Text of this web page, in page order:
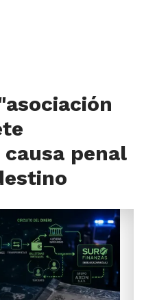
penal